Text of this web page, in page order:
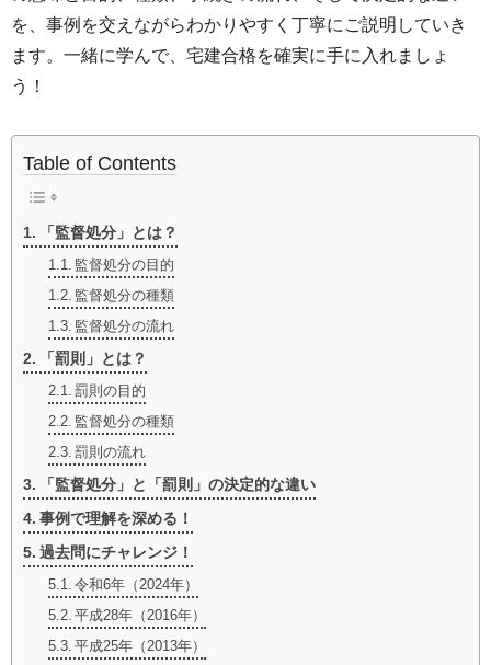
を、事例を交えながらわかりやすく丁寧にご説明していき
ます。一緒に学んで、宅建合格を確実に手に入れましょ
う！
Table of Contents
「監督処分」とは？
監督処分の目的
監督処分の種類
監督処分の流れ
「罰則」とは？
罰則の目的
監督処分の種類
罰則の流れ
「監督処分」と「罰則」の決定的な違い
事例で理解を深める！
過去問にチャレンジ！
令和6年（2024年）
平成28年（2016年）
平成25年（2013年）